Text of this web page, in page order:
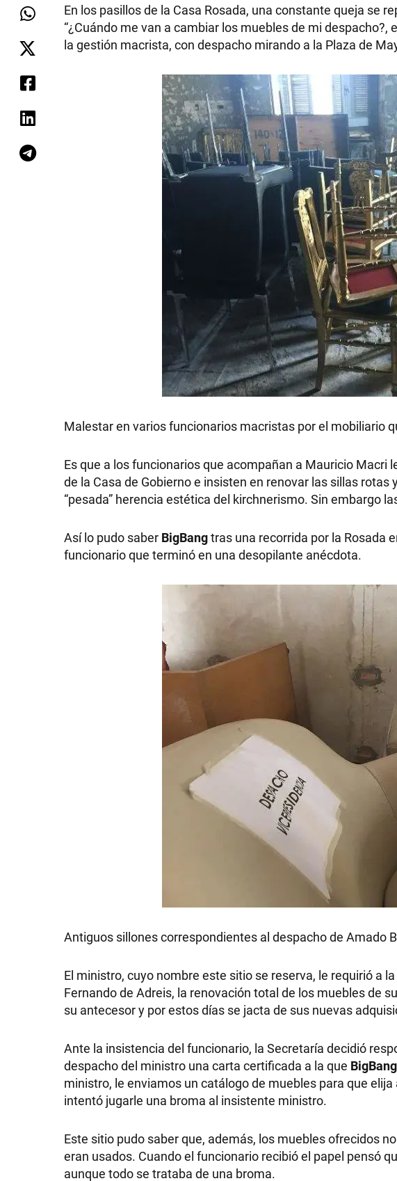
En los pasillos de la Casa Rosada, una constante queja se
“¿Cuándo me van a cambiar los muebles de mi
la gestión macrista, con despacho mirando a la Plaza de
Malestar en varios funcionarios macristas por el mobiliario
Es que a los funcionarios que acompañan a Mauricio
de la Casa de Gobierno e insisten en renovar las sillas
“pesada” herencia estética del kirchnerismo. Sin embargo
Así lo pudo saber BigBangtras una recorrida por la Rosada
funcionario que terminó en una desopilante anécdota.
Antiguos sillones correspondientes al despacho de Amado
El ministro, cuyo nombre este sitio se reserva, le requirió a
Fernando de Adreis, la renovación total de los muebles de
su antecesor y por estos días se jacta de sus nuevas
Ante la insistencia del funcionario, la Secretaría decidió
despacho del ministro una carta certificada a la que BigBang
ministro, le enviamos un catálogo de muebles para que
intentó jugarle una broma al insistente ministro.
Este sitio pudo saber que, además, los muebles ofrecidos
eran usados. Cuando el funcionario recibió el papel pensó
aunque todo se trataba de una broma.
SHOW
POLÍTICA
ACTUALIDAD
POLICIALES
ECONOMÍA
DEPORTES
TECNOLOGÍA